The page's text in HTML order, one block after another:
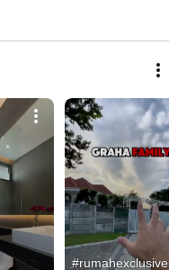
#rumahexclusive